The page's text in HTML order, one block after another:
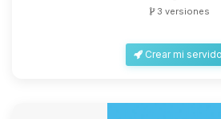
3 versiones
Crear mi